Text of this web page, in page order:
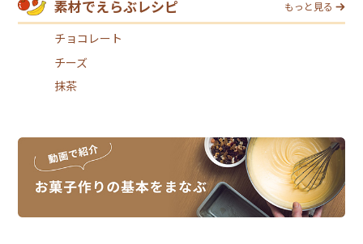
素材でえらぶレシピ もっと見る
チョコレート
チーズ
抹茶